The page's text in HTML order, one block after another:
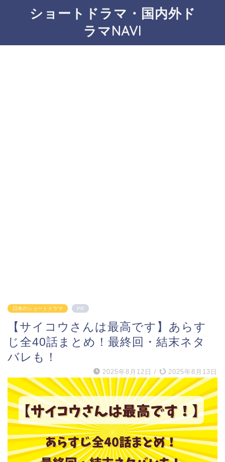
ショートドラマ・国内外ド
ラマNAVI
日本のショートドラマ PR
【サイコウさんは最高です】あらす
じ全40話まとめ！最終回・結末ネタ
バレも！
2025年8月12日 / 2025年8月13日